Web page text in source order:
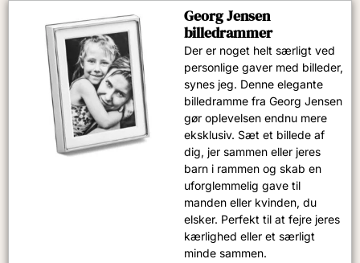
Georg Jensen
billedrammer
Der er noget helt særligt ved
personlige gaver med billeder,
synes jeg. Denne elegante
billedramme fra Georg Jensen
gør oplevelsen endnu mere
eksklusiv. Sæt et billede af
dig, jer sammen eller jeres
barn i rammen og skab en
uforglemmelig gave til
manden eller kvinden, du
elsker. Perfekt til at fejre jeres
kærlighed eller et særligt
minde sammen.